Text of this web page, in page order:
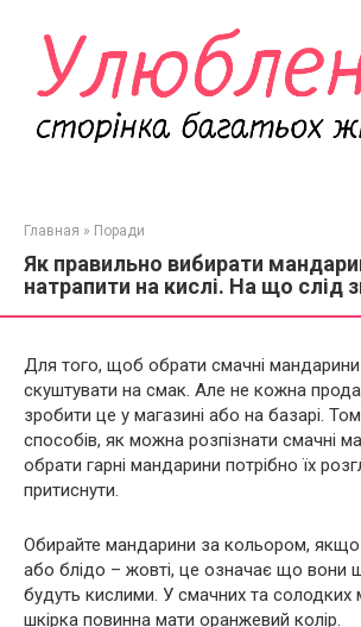
контенту
Главная » Поради
Як правильно вибирати
натрапити на кислі. На що слід
Для того, щоб обрати смачні мандарини
скуштувати на смак. Але не кожна
зробити це у магазині або на базарі.
способів, як можна розпізнати смачні
обрати гарні мандарини потрібно їх
притиснути.
Обирайте мандарини за кольором,
або блідо – жовті, це означає що вони
будуть кислими. У смачних та солодких
шкірка повинна мати оранжевий колір.